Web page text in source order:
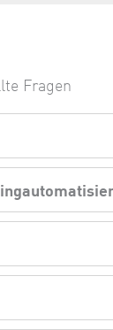
Fragen